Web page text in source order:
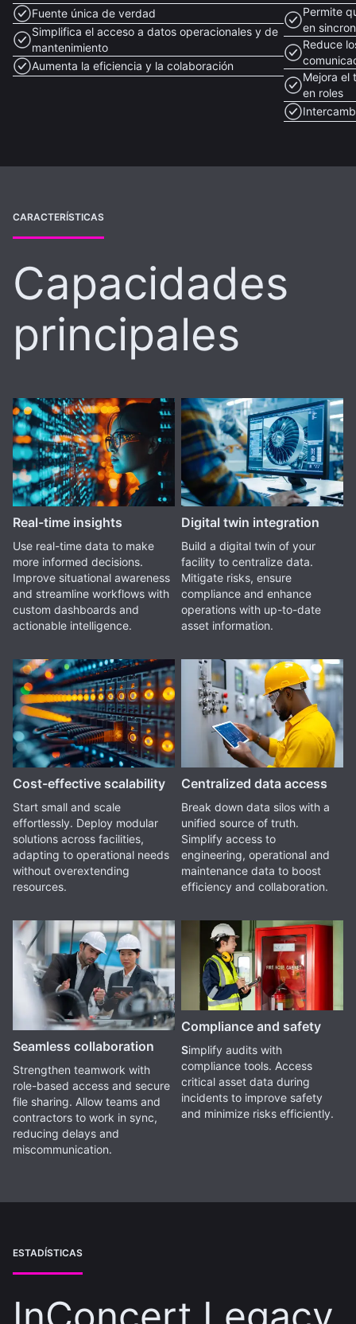
Fuente única de verdad
Simplifica el acceso a datos operacionales y de
mantenimiento
Aumenta la eficiencia y la colaboración
Permite
en
Reduce
Mejora el
en roles
CARACTERÍSTICAS
Capacidades
principales
Real-time insights
Use real-time data to make
more informed decisions.
Improve situational awareness
and streamline workflows with
custom dashboards and
actionable intelligence.
Digital twin integration
Build a digital twin of your
facility to centralize data.
Mitigate risks, ensure
compliance and enhance
operations with up-to-date
asset information.
Cost-effective scalability
Start small and scale
effortlessly. Deploy modular
solutions across facilities,
adapting to operational needs
without overextending
resources.
Centralized data access
Break down data silos with a
unified source of truth.
Simplify access to
engineering, operational and
maintenance data to boost
efficiency and collaboration.
Seamless collaboration
Strengthen teamwork with
role-based access and secure
file sharing. Allow teams and
contractors to work in sync,
reducing delays and
miscommunication.
Compliance and safety
Simplify audits with
compliance tools. Access
critical asset data during
incidents to improve safety
and minimize risks efficiently.
ESTADÍSTICAS